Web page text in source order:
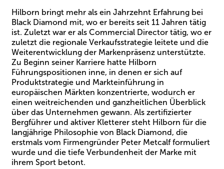
Hilborn bringt mehr als ein Jahrzehnt Erfahrung bei
Black Diamond mit, wo er bereits seit 11 Jahren tätig
ist. Zuletzt war er als Commercial Director tätig, wo er
zuletzt die regionale Verkaufsstrategie leitete und die
Weiterentwicklung der Markenpräsenz unterstützte.
Zu Beginn seiner Karriere hatte Hilborn
Führungspositionen inne, in denen er sich auf
Produktstrategie und Markteinführung in
europäischen Märkten konzentrierte, wodurch er
einen weitreichenden und ganzheitlichen Überblick
über das Unternehmen gewann. Als zertifizierter
Bergführer und aktiver Kletterer steht Hilborn für die
langjährige Philosophie von Black Diamond, die
erstmals vom Firmengründer Peter Metcalf formuliert
wurde und die tiefe Verbundenheit der Marke mit
ihrem Sport betont.